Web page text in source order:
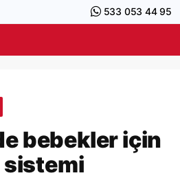
533 053 44 95
bebekler için
sistemi